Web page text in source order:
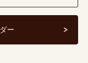
ー